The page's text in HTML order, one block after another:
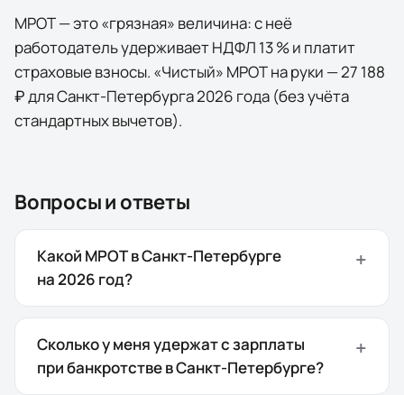
МРОТ — это «грязная» величина: с неё
работодатель удерживает НДФЛ 13 % и платит
страховые взносы. «Чистый» МРОТ на руки —27 188
₽дляСанкт-Петербурга2026 года (без учёта
стандартных вычетов).
Вопросы и ответы
Какой МРОТ в Санкт-Петербурге
на 2026 год?
Сколько у меня удержат с зарплаты
при банкротстве в Санкт-Петербурге?